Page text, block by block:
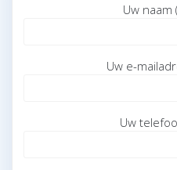
Uw naam
Uw e-
Uw